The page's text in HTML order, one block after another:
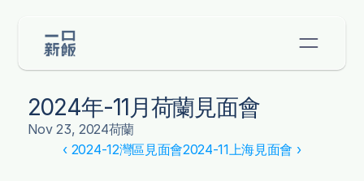
2024年-11月荷蘭見面會
Nov 23, 2024荷蘭
‹ 2024-12灣區見面會2024-11上海見面會 ›